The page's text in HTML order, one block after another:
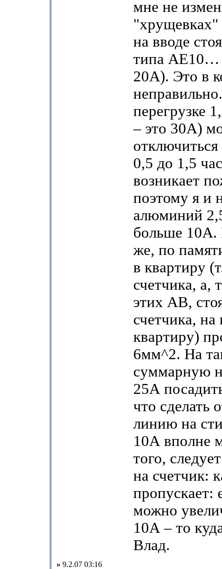
мне не
"хрущевках"
на вводе
типа АЕ10…
20А). Это в
перегрузке
– это 30А)
0,5 до 1,5
возникает
поэтому я и
алюминий
больше
же, по
в квартиру
счетчика, а,
этих АВ,
счетчика, на
квартиру)
6мм^2. На
суммарную
25А
что сделать
линию на
10А вполне
того,
на счетчик:
пропускает:
можно
10А – то
Влад.
» 9.2.07 03:16